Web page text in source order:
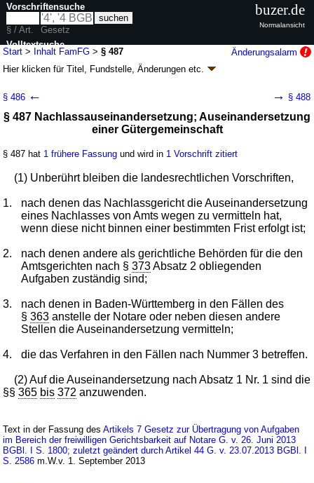
Start > Inhalt FamFG >§ 487
Änderungsalarm
Hier klicken fürTitel, Fundstelle, Änderungen etc.
Familiensachen und in den Angelegenheiten
der freiwilligen Gerichtsbarkeit (FamFG)
geändert durchArtikel 4G. v. 02.07.2026 BGBl. 2026 I Nr. 198
Geltung ab 01.09.2009; FNA: 315-24 Freiwillige Gerichtsbarkeit
110 weitere Fassungen
| Drucksachen / Entwurf / Begründung |
Buch 9 Schlussvorschriften
§ 486 ← → § 488
§ 487 Nachlassauseinandersetzung; Auseinandersetzung
einer Gütergemeinschaft
§ 487 hat 1 frühere Fassung und wird in 1 Vorschrift zitiert
(1) Unberührt bleiben die landesrechtlichen Vorschriften,
1.
nach denen das Nachlassgericht die Auseinandersetzung
eines Nachlasses von Amts wegen zu vermitteln hat,
wenn diese nicht binnen einer bestimmten Frist erfolgt ist;
2.
nach denen andere als gerichtliche Behörden für die den
Amtsgerichten nach §373Absatz 2 obliegenden
Aufgaben zuständig sind;
3.
nach denen in Baden-Württemberg in den Fällen des
§363 anstelle der Notare oder neben diesen andere
Stellen die Auseinandersetzung vermitteln;
4. die das Verfahren in den Fällen nach Nummer 3 betreffen.
(2) Auf die Auseinandersetzung nach Absatz 1 Nr. 1 sind die
§§365 bis 372 anzuwenden.
Text in der Fassung desArtikels 7 Gesetz zur Übertragung von Aufgaben
im Bereich der freiwilligen Gerichtsbarkeit auf Notare G. v. 26. Juni 2013
BGBl. I S. 1800; zuletzt geändert durch Artikel 44 G. v. 23.07.2013 BGBl. I
S. 2586 m.W.v. 1. September 2013
Vorschriftensuche
§ / Art.
Gesetz
Volltextsuche
nur in FamFG
buzer.de
Normalansicht